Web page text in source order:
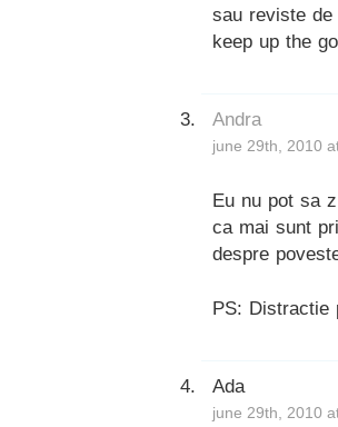
sau reviste
keep up the
Andra
june 29th, 2010
Eu nu pot sa
ca mai sunt
despre
PS: Distractie
Ada
june 29th, 2010